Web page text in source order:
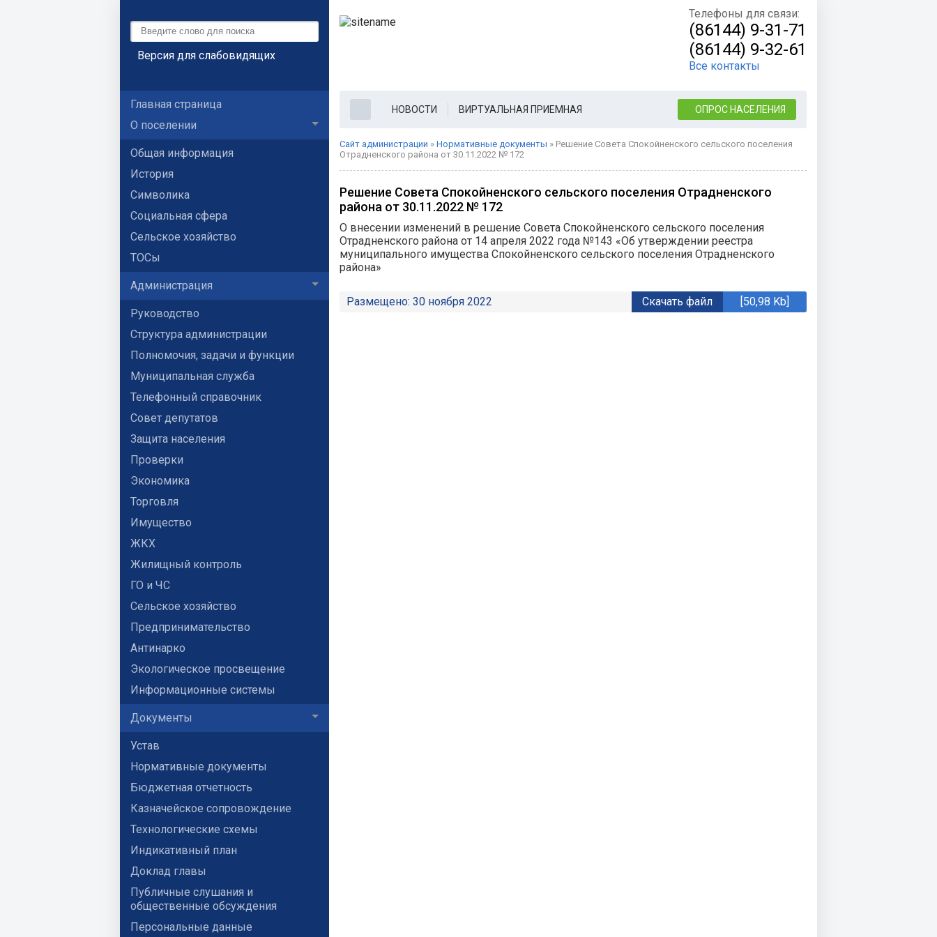
Версия для слабовидящих
Телефоны для связи:
(86144) 9-31-71
(86144) 9-32-61
Все контакты
Главная страница
О поселении
Общая информация
История
Символика
Социальная сфера
Сельское хозяйство
ТОСы
Администрация
Руководство
Структура администрации
Полномочия, задачи и функции
Муниципальная служба
Телефонный справочник
Совет депутатов
Защита населения
Проверки
Экономика
Торговля
Имущество
ЖКХ
Жилищный контроль
ГО и ЧС
Сельское хозяйство
Предпринимательство
Антинарко
Экологическое просвещение
Информационные системы
Документы
Устав
Нормативные документы
Бюджетная отчетность
Казначейское сопровождение
Технологические схемы
Индикативный план
Доклад главы
Публичные слушания и
общественные обсуждения
Персональные данные
НОВОСТИ ВИРТУАЛЬНАЯ ПРИЕМНАЯ ОПРОС НАСЕЛЕНИЯ
Сайт администрации » Нормативные документы » Решение Совета Спокойненского сельского поселения
Отрадненского района от 30.11.2022 № 172
Решение Совета Спокойненского сельского поселения Отрадненского
района от 30.11.2022 № 172
О внесении изменений в решение Совета Спокойненского сельского поселения
Отрадненского района от 14 апреля 2022 года №143 «Об утверждении реестра
муниципального имущества Спокойненского сельского поселения Отрадненского
района»
Размещено: 30 ноября 2022 Скачать файл [50,98 Kb]